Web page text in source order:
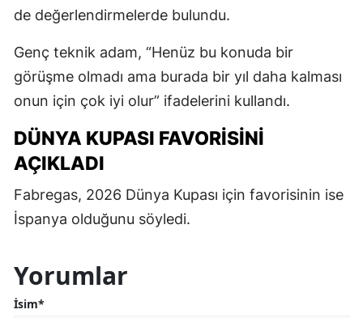
de değerlendirmelerde bulundu.
Genç teknik adam, “Henüz bu konuda bir
görüşme olmadı ama burada bir yıl daha kalması
onun için çok iyi olur” ifadelerini kullandı.
DÜNYA KUPASI FAVORISINI
AÇIKLADI
Fabregas, 2026 Dünya Kupası için favorisinin ise
İspanya olduğunu söyledi.
Yorumlar
İsim*